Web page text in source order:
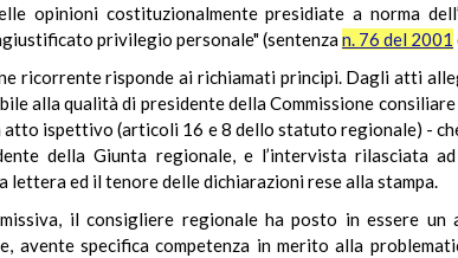
opinioni costituzionalmente presidiate a norma
privilegio personale" (sentenzan. 76 del 2001
ricorrente risponde ai richiamati principi. Dagli atti
alla qualità di presidente della Commissione consiliare
atto ispettivo (articoli 16 e 8 dello statuto regionale) -
della Giunta regionale, e l’intervista rilasciata
lettera ed il tenore delle dichiarazioni rese alla stampa.
il consigliere regionale ha posto in essere un
avente specifica competenza in merito alla